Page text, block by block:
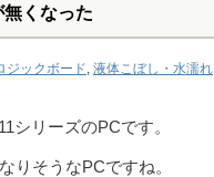
くなった
ジックボード, 液体こぼし・水濡れ
シリーズのPCです。
りそうなPCですね。